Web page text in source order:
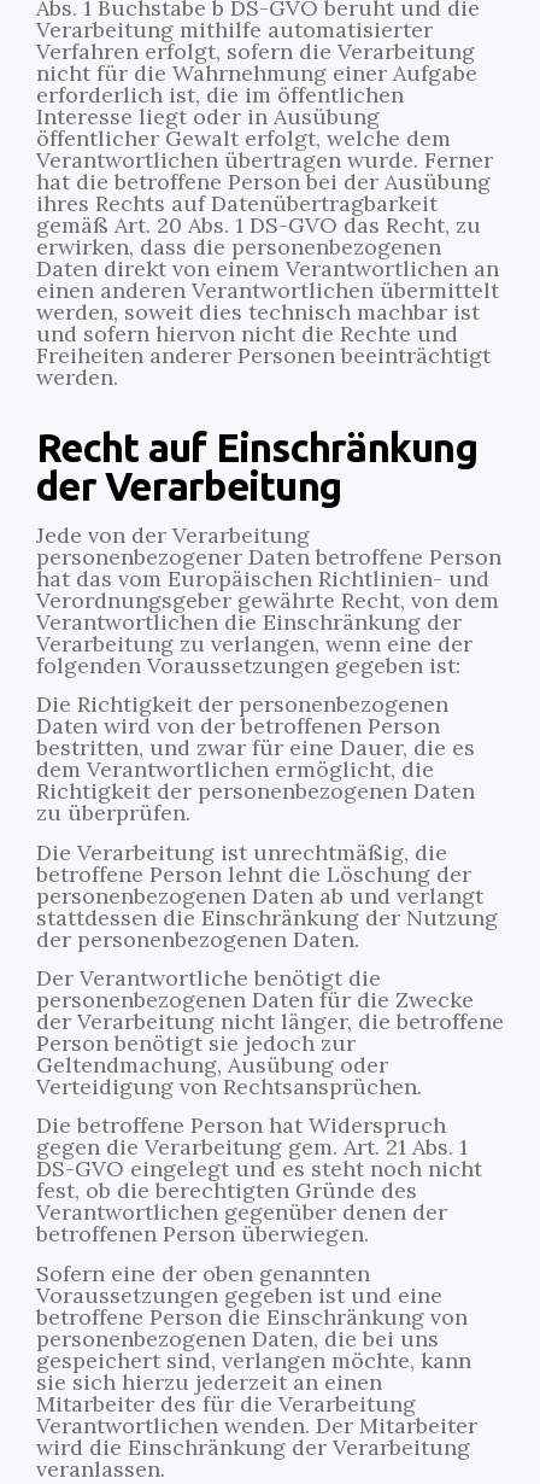
Abs. 1 Buchstabe b DS-GVO beruht und die
Verarbeitung mithilfe automatisierter
Verfahren erfolgt, sofern die Verarbeitung
nicht für die Wahrnehmung einer Aufgabe
erforderlich ist, die im öffentlichen
Interesse liegt oder in Ausübung
öffentlicher Gewalt erfolgt, welche dem
Verantwortlichen übertragen wurde. Ferner
hat die betroffene Person bei der Ausübung
ihres Rechts auf Datenübertragbarkeit
gemäß Art. 20 Abs. 1 DS-GVO das Recht, zu
erwirken, dass die personenbezogenen
Daten direkt von einem Verantwortlichen an
einen anderen Verantwortlichen übermittelt
werden, soweit dies technisch machbar ist
und sofern hiervon nicht die Rechte und
Freiheiten anderer Personen beeinträchtigt
werden.
Recht auf Einschränkung
der Verarbeitung
Jede von der Verarbeitung
personenbezogener Daten betroffene Person
hat das vom Europäischen Richtlinien- und
Verordnungsgeber gewährte Recht, von dem
Verantwortlichen die Einschränkung der
Verarbeitung zu verlangen, wenn eine der
folgenden Voraussetzungen gegeben ist:
Die Richtigkeit der personenbezogenen
Daten wird von der betroffenen Person
bestritten, und zwar für eine Dauer, die es
dem Verantwortlichen ermöglicht, die
Richtigkeit der personenbezogenen Daten
zu überprüfen.
Die Verarbeitung ist unrechtmäßig, die
betroffene Person lehnt die Löschung der
personenbezogenen Daten ab und verlangt
stattdessen die Einschränkung der Nutzung
der personenbezogenen Daten.
Der Verantwortliche benötigt die
personenbezogenen Daten für die Zwecke
der Verarbeitung nicht länger, die betroffene
Person benötigt sie jedoch zur
Geltendmachung, Ausübung oder
Verteidigung von Rechtsansprüchen.
Die betroffene Person hat Widerspruch
gegen die Verarbeitung gem. Art. 21 Abs. 1
DS-GVO eingelegt und es steht noch nicht
fest, ob die berechtigten Gründe des
Verantwortlichen gegenüber denen der
betroffenen Person überwiegen.
Sofern eine der oben genannten
Voraussetzungen gegeben ist und eine
betroffene Person die Einschränkung von
personenbezogenen Daten, die bei uns
gespeichert sind, verlangen möchte, kann
sie sich hierzu jederzeit an einen
Mitarbeiter des für die Verarbeitung
Verantwortlichen wenden. Der Mitarbeiter
wird die Einschränkung der Verarbeitung
veranlassen.